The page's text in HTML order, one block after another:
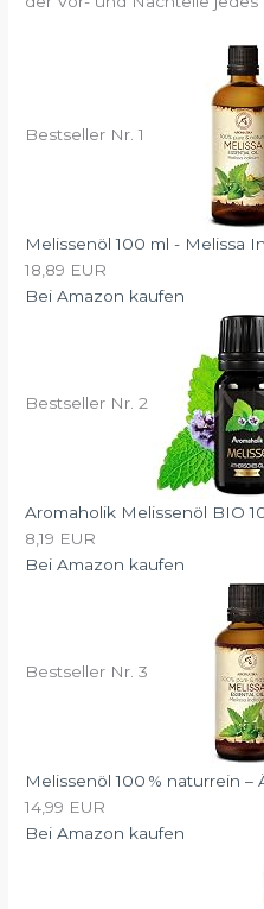
Bestseller Nr. 1
Melissenöl 100 ml - Melissa
18,89 EUR
Bei Amazon kaufen
Bestseller Nr. 2
Aromaholik Melissenöl BIO
8,19 EUR
Bei Amazon kaufen
Bestseller Nr. 3
Melissenöl 100 % naturrein –
14,99 EUR
Bei Amazon kaufen